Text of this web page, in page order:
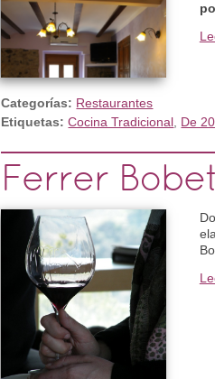
Categorías: Restaurantes
Etiquetas: Cocina Tradicional De
Ferrer